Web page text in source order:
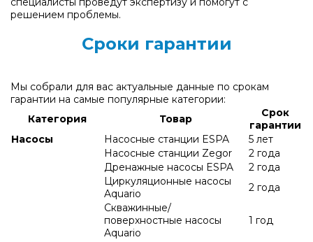
решением проблемы.
Сроки гарантии
Мы собрали для вас актуальные данные по срокам
гарантии на самые популярные категории:
Категория
Товар
Срок
гарантии
Насосы
Насосные станции ESPA
5 лет
Насосные станции Zegor
2 года
Дренажные насосы ESPA
2 года
Циркуляционные насосы
Aquario
2 года
Скважинные/
поверхностные насосы
Aquario
1 год